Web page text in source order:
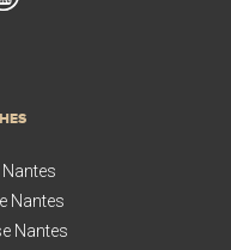
Nantes
Nantes